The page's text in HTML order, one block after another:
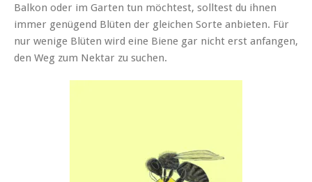
Balkon oder im Garten tun möchtest, solltest du ihnen
immer genügend Blüten der gleichen Sorte anbieten. Für
nur wenige Blüten wird eine Biene gar nicht erst anfangen,
den Weg zum Nektar zu suchen.